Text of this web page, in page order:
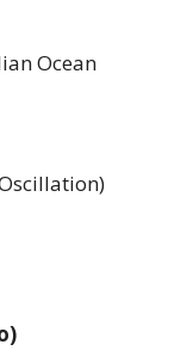
Ocean